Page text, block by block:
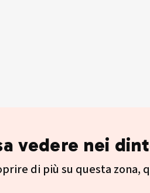
vedere nei
di più su questa